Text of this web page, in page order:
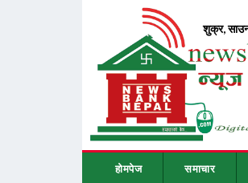
होमपेज समाचार